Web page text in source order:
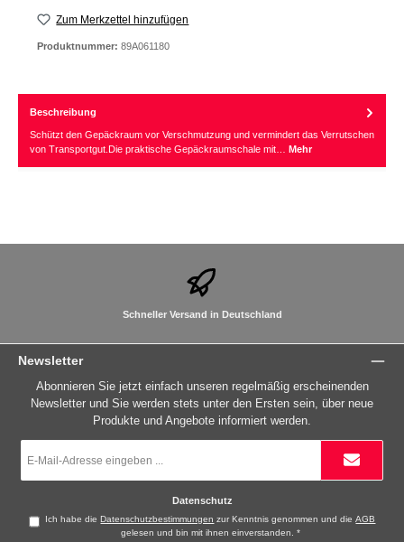
Zum Merkzettel hinzufügen
Produktnummer: 89A061180
Beschreibung
Schützt den Gepäckraum vor Verschmutzung und vermindert das Verrutschen
von Transportgut.Die praktische Gepäckraumschale mit… Mehr
Schneller Versand in Deutschland
Newsletter
Abonnieren Sie jetzt einfach unseren regelmäßig erscheinenden
Newsletter und Sie werden stets unter den Ersten sein, über neue
Produkte und Angebote informiert werden.
Mail-
Datenschutz
Ich habe dieDatenschutzbestimmungen zur Kenntnis genommen und dieAGB
gelesen und bin mit ihnen einverstanden.*